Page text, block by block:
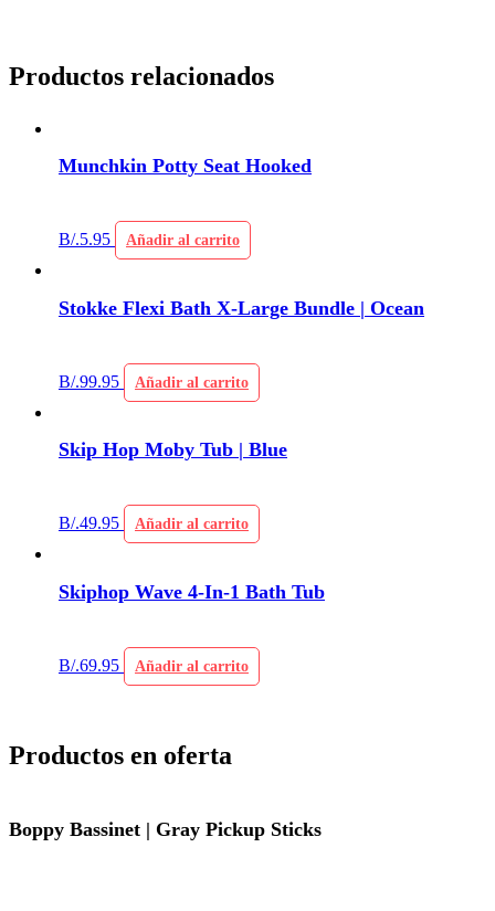
Productos relacionados
Munchkin Potty Seat Hooked
B/.5.95 Añadir al carrito
Stokke Flexi Bath X-Large Bundle | Ocean
B/.99.95 Añadir al carrito
Skip Hop Moby Tub | Blue
B/.49.95 Añadir al carrito
Skiphop Wave 4-In-1 Bath Tub
B/.69.95 Añadir al carrito
Productos en oferta
Boppy Bassinet | Gray Pickup Sticks